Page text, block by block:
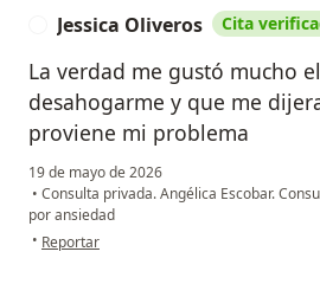
Jessica Oliveros Cita
La verdad me gustó mucho
desahogarme y que me
proviene mi problema
19 de mayo de 2026
• Consulta privada. Angélica Escobar.
por ansiedad
• en opinión del usuario Jessica Oliveros
Reportar